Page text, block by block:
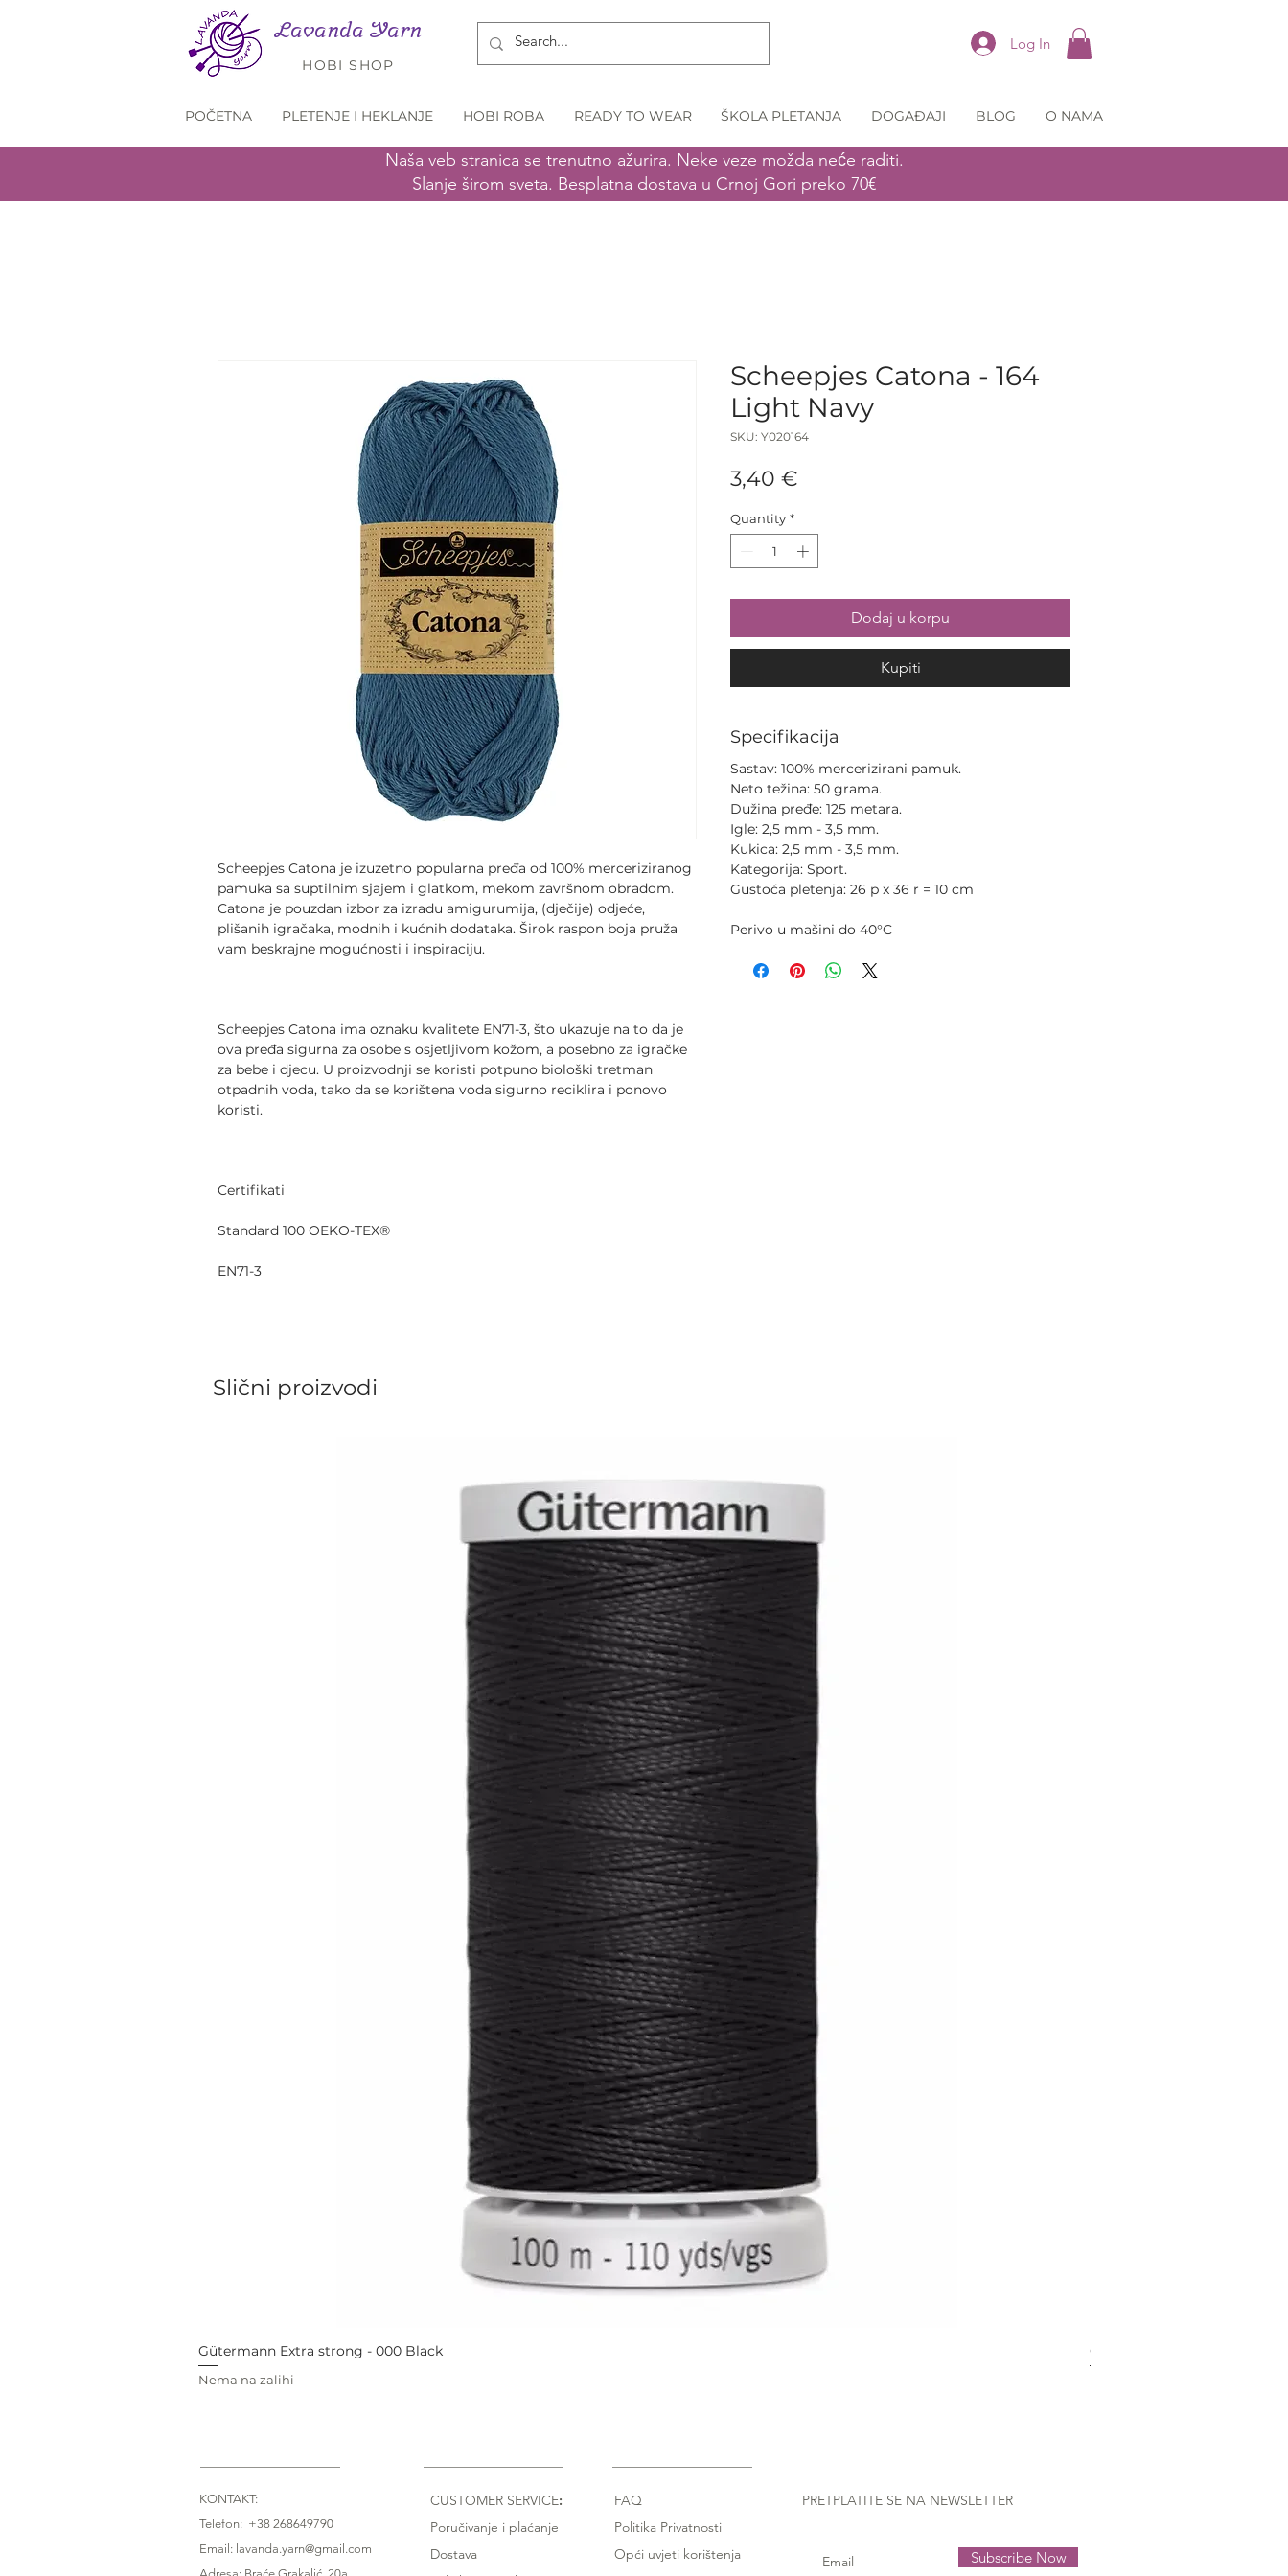
Lavanda Yarn
HOBI SHOP
Log In
POČETNA PLETENJE I HEKLANJE HOBI ROBA READY TO WEAR ŠKOLA PLETANJA DOGAĐAJI BLOG O NAMA
Naša veb stranica se trenutno ažurira. Neke veze možda neće raditi.
Slanje širom sveta. Besplatna dostava u Crnoj Gori preko 70€
Scheepjes Catona je izuzetno popularna pređa od 100% merceriziranog
pamuka sa suptilnim sjajem i glatkom, mekom završnom obradom.
Catona je pouzdan izbor za izradu amigurumija, (dječije) odjeće,
plišanih igračaka, modnih i kućnih dodataka. Širok raspon boja pruža
vam beskrajne mogućnosti i inspiraciju.
Scheepjes Catona ima oznaku kvalitete EN71-3, što ukazuje na to da je
ova pređa sigurna za osobe s osjetljivom kožom, a posebno za igračke
za bebe i djecu. U proizvodnji se koristi potpuno biološki tretman
otpadnih voda, tako da se korištena voda sigurno reciklira i ponovo
koristi.
Certifikati
Standard 100 OEKO-TEX®
EN71-3
Scheepjes Catona - 164
Light Navy
SKU: Y020164
3,40 €
Quantity *
Dodaj u korpu
Kupiti
Specifikacija
Sastav: 100% mercerizirani pamuk.
Neto težina: 50 grama.
Dužina pređe: 125 metara.
Igle: 2,5 mm - 3,5 mm.
Kukica: 2,5 mm - 3,5 mm.
Kategorija: Sport.
Gustoća pletenja: 26 p x 36 r = 10 cm
Perivo u mašini do 40°C
Slični proizvodi
Gütermann Extra strong - 000 Black
Nema na zalihi
Gütermann Extra strong -
KONTAKT:
Telefon: +38 268649790
Email: lavanda.yarn@gmail.com
CUSTOMER SERVICE:
Poručivanje i plaćanje
Dostava
FAQ
Politika Privatnosti
Opći uvjeti korištenja
PRETPLATITE SE NA NEWSLETTER
Subscribe Now